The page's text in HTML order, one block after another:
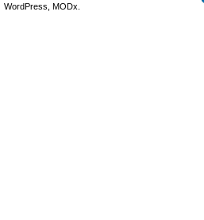
WordPress, MODx.